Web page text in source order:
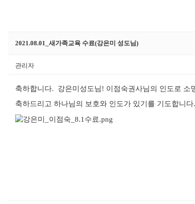
2021.08.01_새가족교육 수료(강은미 성도님)
관리자
축하합니다. 강은미성도님! 이점숙권사님의 인도로 소
축하드리고 하나님의 보호와 인도가 있기를 기도합니다.